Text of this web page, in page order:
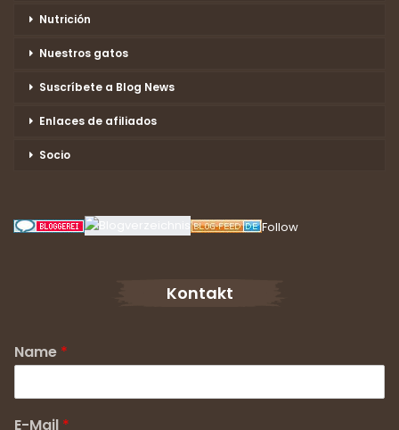
Nutrición
Nuestros gatos
Suscríbete a Blog News
Enlaces de afiliados
Socio
Follow
Kontakt
Name *
E-Mail *